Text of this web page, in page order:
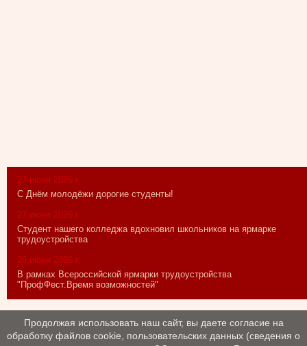
27 июня 2026 г.
С Днём молодёжи дорогие студенты!
27 июня 2026 г.
Студент нашего колледжа вдохновил школьников на ярмарке
трудоустройства
26 июня 2026 г.
В рамках Всероссийской ярмарки трудоустройства
"ПрофФест.Время возможностей"
Продолжая использовать наш сайт, вы даете согласие на
обработку файлов cookie, пользовательских данных (сведения о